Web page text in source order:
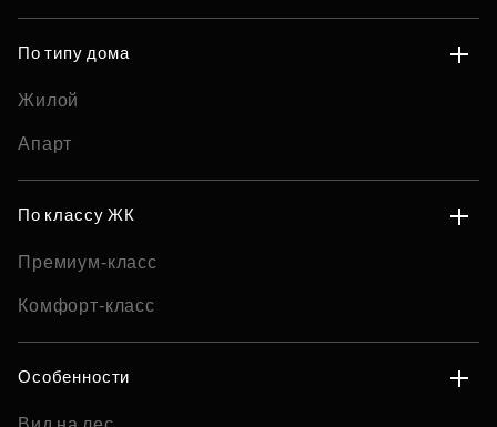
По типу дома
Жилой
Апарт
По классу ЖК
Премиум-класс
Комфорт-класс
Особенности